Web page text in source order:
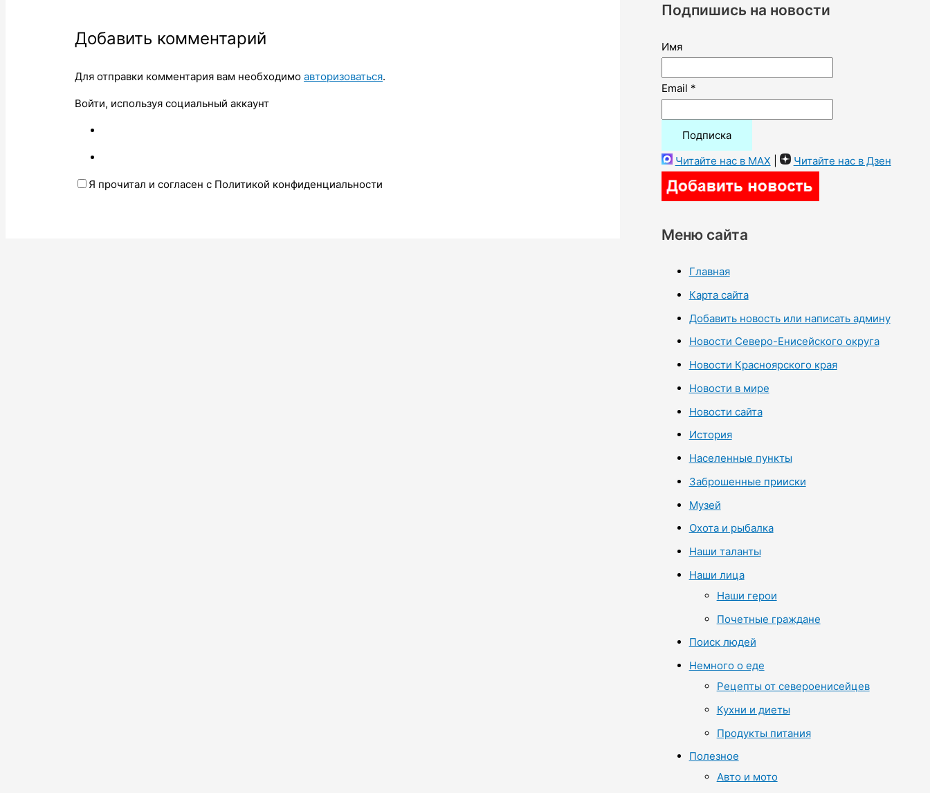
Добавить комментарий
Для отправки комментария вам необходимоавторизоваться.
Войти, используя социальный аккаунт
Я прочитал и согласен с Политикой конфиденциальности
Подпишись на новости
Имя
Email *
Читайте нас в MAX Читайте нас в Дзен
Меню сайта
Главная
Карта сайта
Добавить новость или написать админу
Новости Северо-Енисейского округа
Новости Красноярского края
Новости в мире
Новости сайта
История
Населенные пункты
Заброшенные прииски
Музей
Охота и рыбалка
Наши таланты
Наши лица
Наши герои
Почетные граждане
Поиск людей
Немного о еде
Рецепты от североенисейцев
Кухни и диеты
Продукты питания
Полезное
Авто и мото